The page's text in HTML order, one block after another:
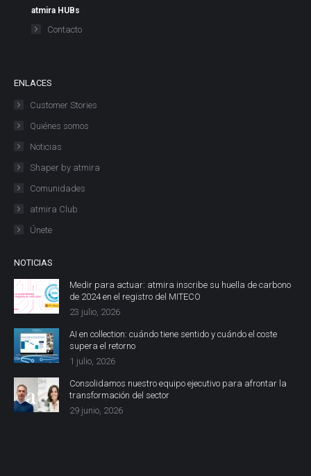
atmira HUBs
Contacto
ENLACES
Customer Stories
Quiénes somos
Noticias
Shaper by atmira
Comunidades
atmira Club
Únete
NOTICIAS
Medir para actuar: atmira inscribe su huella de carbono
de 2024 en el registro del MITECO
23 julio, 2026
AI en collection: cuándo tiene sentido y cuándo el coste
supera el retorno
1 julio, 2026
Consolidamos nuestro equipo ejecutivo para afrontar la
transformación del sector
29 junio, 2026